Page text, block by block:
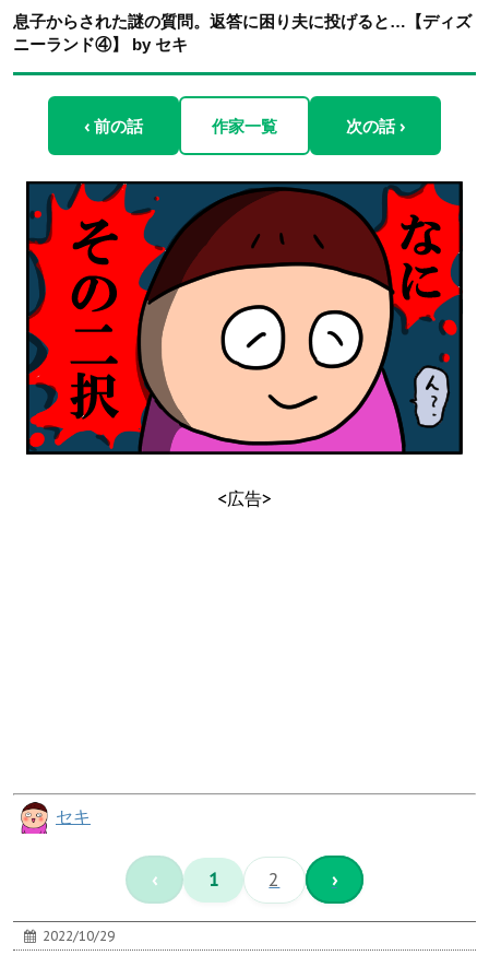
息子からされた謎の質問。返答に困り夫に投げると…【ディズ
ニーランド④】 by セキ
‹ 前の話 作家一覧 次の話 ›
<広告>
セキ
‹ 1 2 ›
2022/10/29